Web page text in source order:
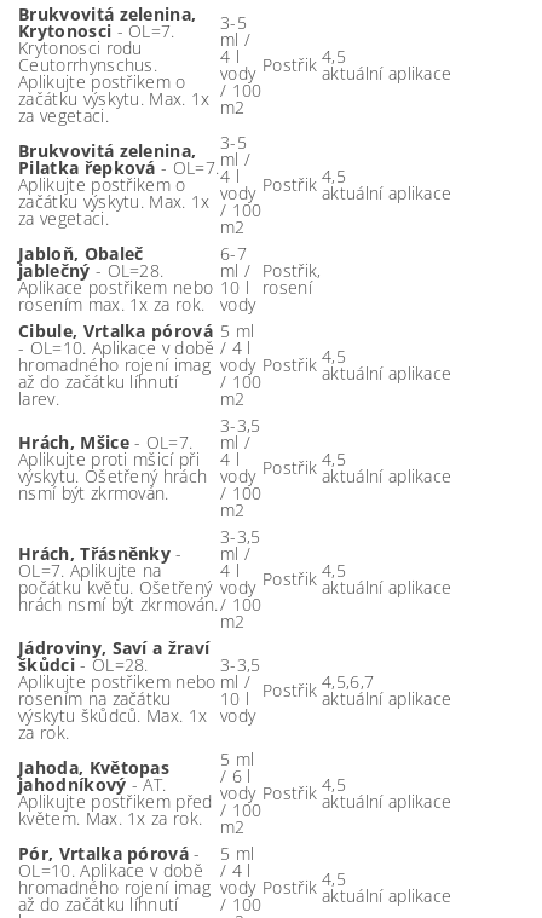
Brukvovitá zelenina,
Krytonosci - OL=7.
Krytonosci rodu
Ceutorrhynschus.
Aplikujte postřikem o
začátku výskytu. Max. 1x
za vegetaci.
3-5
ml /
4 l
vody
/ 100
m2
Postřik 4,5
aktuální aplikace
Brukvovitá zelenina,
Pilatka řepková - OL=7.
Aplikujte postřikem o
začátku výskytu. Max. 1x
za vegetaci.
3-5
ml /
4 l
vody
/ 100
m2
Postřik 4,5
aktuální aplikace
Jabloň, Obaleč
jablečný - OL=28.
Aplikace postřikem nebo
rosením max. 1x za rok.
6-7
ml /
10 l
vody
Postřik,
rosení
Cibule, Vrtalka pórová
- OL=10. Aplikace v době
hromadného rojení imag
až do začátku líhnutí
larev.
5 ml
/ 4 l
vody
/ 100
m2
Postřik 4,5
aktuální aplikace
Hrách, Mšice- OL=7.
Aplikujte proti mšicí při
výskytu. Ošetřený hrách
nsmí být zkrmován.
3-3,5
ml /
4 l
vody
/ 100
m2
Postřik 4,5
aktuální aplikace
Hrách, Třásněnky -
OL=7. Aplikujte na
počátku květu. Ošetřený
hrách nsmí být zkrmován.
3-3,5
ml /
4 l
vody
/ 100
m2
Postřik 4,5
aktuální aplikace
Jádroviny, Saví a žraví
škůdci- OL=28.
Aplikujte postřikem nebo
rosením na začátku
výskytu škůdců. Max. 1x
za rok.
3-3,5
ml /
10 l
vody
Postřik 4,5,6,7
aktuální aplikace
Jahoda, Květopas
jahodníkový - AT.
Aplikujte postřikem před
květem. Max. 1x za rok.
5 ml
/ 6 l
vody
/ 100
m2
Postřik 4,5
aktuální aplikace
Pór, Vrtalka pórová -
OL=10. Aplikace v době
hromadného rojení imag
až do začátku líhnutí
5 ml
/ 4 l
vody
/ 100
Postřik 4,5
aktuální aplikace